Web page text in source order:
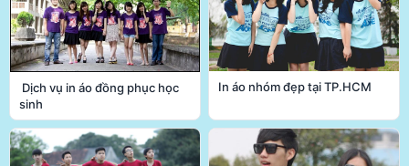
Dịch vụ in áo đồng phục học
sinh
In áo nhóm đẹp tại TP.HCM